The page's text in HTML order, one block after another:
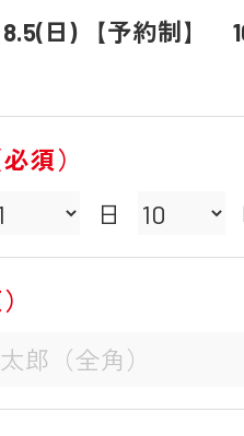
8.5(日) 【予約制】
必須）
日